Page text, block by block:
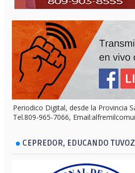
Periodico Digital, desde la Provincia
Tel.809-965-7066,
CEPREDOR, EDUCANDO